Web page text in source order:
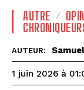
AUTRE
AUTEUR:
1 juin 2026 à